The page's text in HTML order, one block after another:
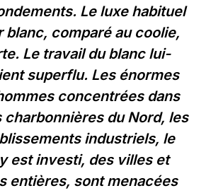
Le luxe habituel
blanc, comparé au coolie,
Le travail du blanc lui-
superflu. Les énormes
concentrées dans
charbonnières du Nord, les
industriels, le
est investi, des villes et
entières, sont menacées